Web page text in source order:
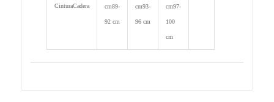
CinturaCadera cm89-
92 cm
cm93-
96 cm
cm97-
100
cm